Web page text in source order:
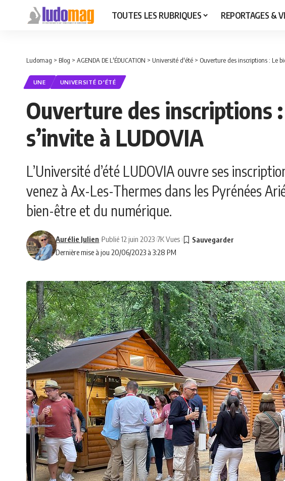
TOUTES LES RUBRIQUES REPORTAGES &
Ludomag > Blog > AGENDA DE L'ÉDUCATION > Université d'été > Ouverture des inscriptions : Le
UNE UNIVERSITÉ D'ÉTÉ
Ouverture des inscriptions
s’invite à LUDOVIA
L’Université d’été LUDOVIA ouvre ses
venez à Ax-Les-Thermes dans les Pyrénées
bien-être et du numérique.
Dernière mise à jou 20/06/2023 à 3:28 PM
Aurélie Julien Publié 12 juin 2023 7K Vues